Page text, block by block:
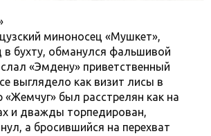
миноносец «Мушкет»,
в бухту, обманулся фальшивой
«Эмдену» приветственный
выглядело как визит лисы в
«Жемчуг» был расстрелян как на
и дважды торпедирован,
а бросившийся на перехват